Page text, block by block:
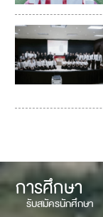
การศึกษา
รับสมัครนักศึกษา